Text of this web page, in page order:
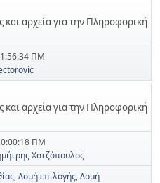
και αρχεία για την Πληροφορική
ΠΜ
και αρχεία για την Πληροφορική
ΠΜ
Χατζόπουλος
Δομή επιλογής Δομή